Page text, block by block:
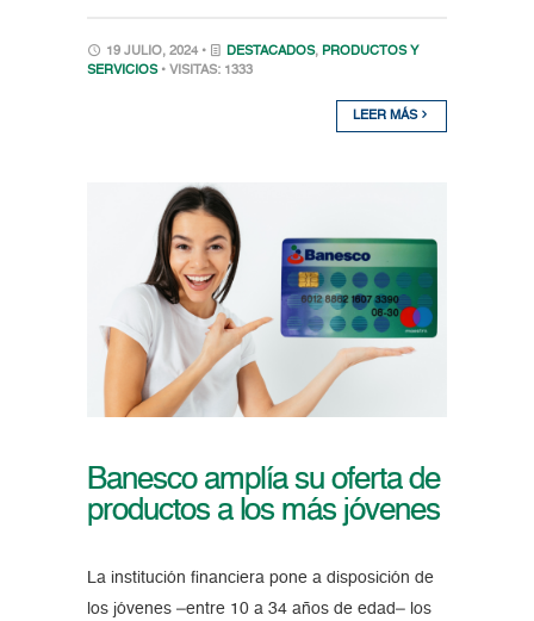
19 JULIO, 2024 • DESTACADOS, PRODUCTOS Y
SERVICIOS • VISITAS: 1333
LEER MÁS
Banesco amplía su oferta de
productos a los más jóvenes
La institución financiera pone a disposición de
los jóvenes –entre 10 a 34 años de edad– los